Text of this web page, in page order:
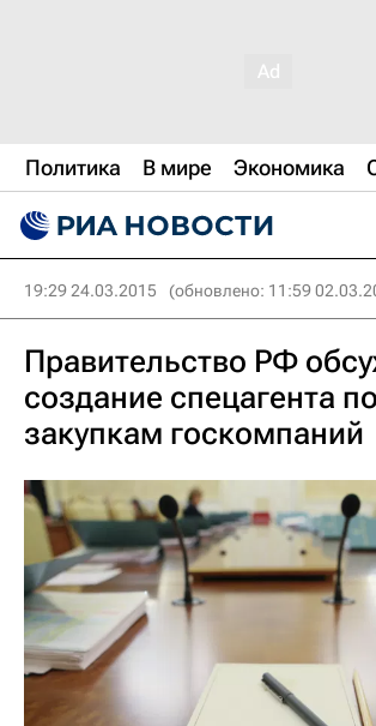
Политика В мире Экономика
19:29 24.03.2015 (обновлено: 11:59
Правительство РФ
создание спецагента по
закупкам госкомпаний